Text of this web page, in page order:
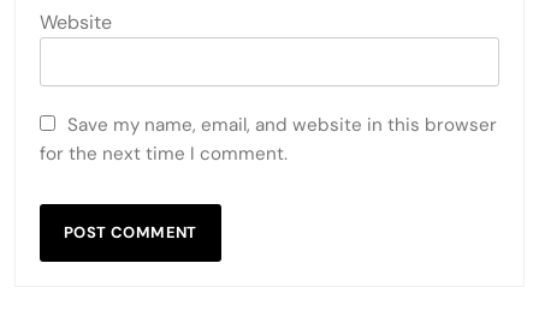
Website
Save my name, email, and website in this browser
for the next time I comment.